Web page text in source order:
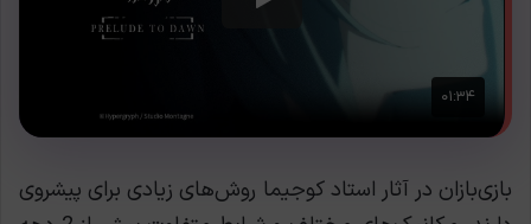
بازی‌بازان در آثار استاد کوجیما روش‌های زیادی برای پیشروی